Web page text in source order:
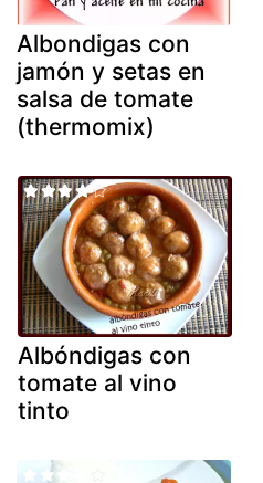
Albondigas con
jamón y setas en
salsa de tomate
(thermomix)
Albóndigas con
tomate al vino
tinto